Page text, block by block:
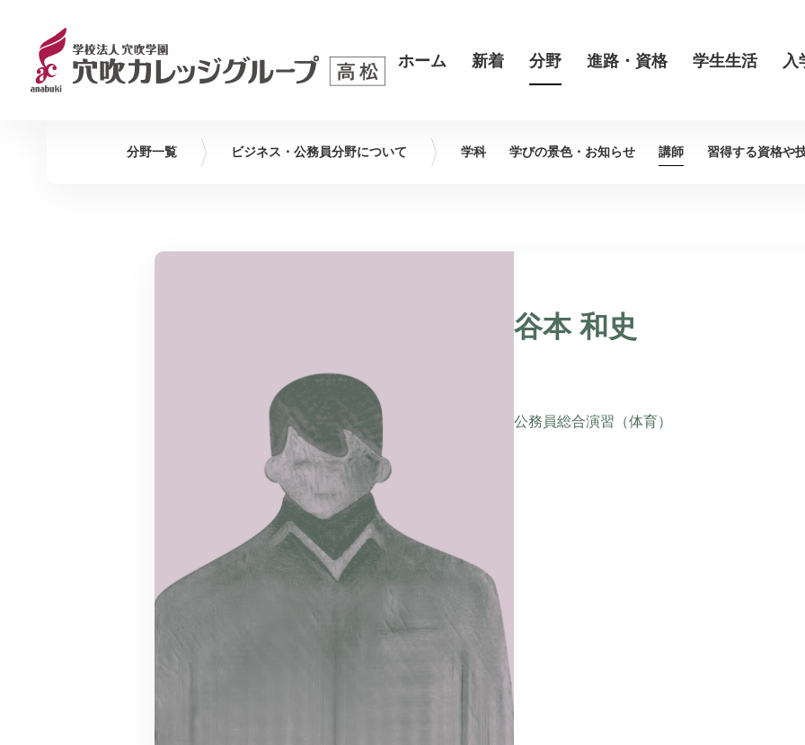
ホーム 新着 分野 進路・資格 学生生活 入
分野一覧 ビジネス・公務員分野について 学科 学びの景色・ お知らせ 講師 習得する資格や
谷本 和史
公務員総合演習（体育）